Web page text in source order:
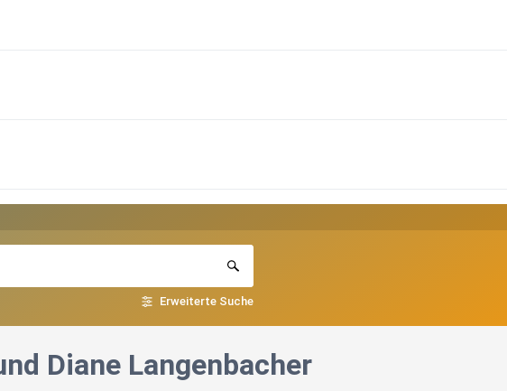
Erweiterte Suche
Diane Langenbacher